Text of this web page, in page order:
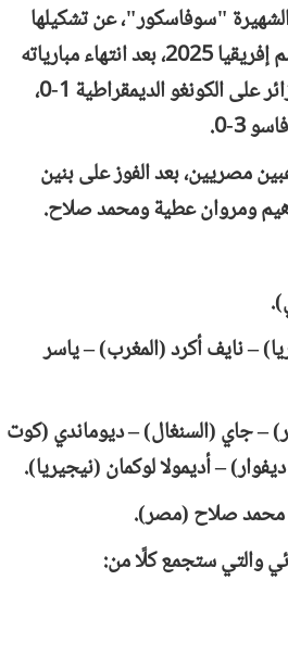
"سوفاسكور"، عن تشكيلها
المثالي لثُمن نهائي كأس أمم إفريقيا 2025، بعد انتهاء مبارياته
أمس الثلاثاء، بانتصار الجزائر على الكونغو الديمقراطية 1-0،
3-0.
التشكيل وجود 3 لاعبين مصريين، بعد الفوز على بنين
– نايف أكرد (المغرب) – ياسر
جاي (السنغال) – ديوماندي (كوت
– أديمولا لوكمان (نيجيريا).
محمد صلاح (مصر).
والتي ستجمع كلًا من: